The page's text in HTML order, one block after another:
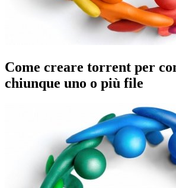
Come creare torrent per
chiunque uno o più file